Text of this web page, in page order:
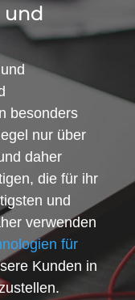
und
besonders
nur über
daher
die für ihr
und
verwenden
für
Kunden in